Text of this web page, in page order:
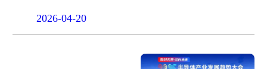
2026-04-20